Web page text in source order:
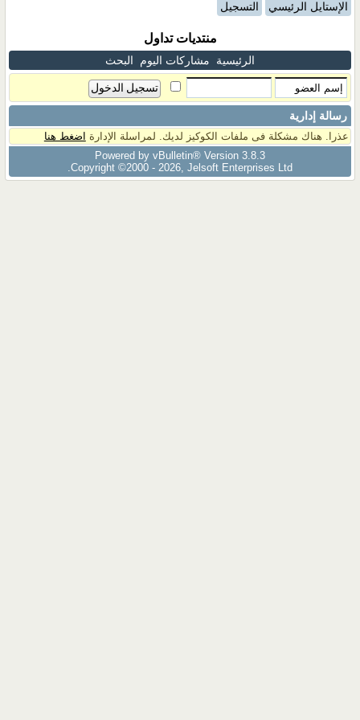
الإستايل الرئيسي التسجيل
منتديات تداول
الرئيسية مشاركات اليوم البحث
رسالة إدارية
عذرا. هناك مشكلة فى ملفات الكوكيز لديك. لمراسلة الإدارة اضغط هنا
Powered by vBulletin® Version 3.8.3
Copyright ©2000 - 2026, Jelsoft Enterprises Ltd.